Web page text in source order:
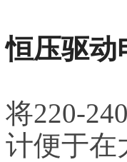
恒压驱动
将220-
计便于在